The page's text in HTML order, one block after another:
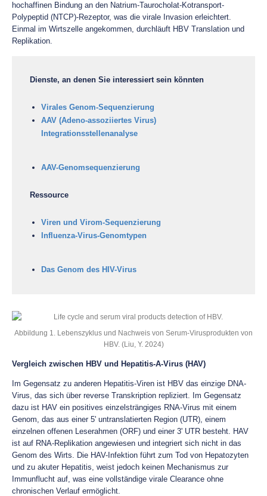
hochaffinen Bindung an den Natrium-Taurocholat-Kotransport-
Polypeptid (NTCP)-Rezeptor, was die virale Invasion erleichtert.
Einmal im Wirtszelle angekommen, durchläuft HBV Translation und
Replikation.
Dienste, an denen Sie interessiert sein könnten
Virales Genom-Sequenzierung
AAV (Adeno-assoziiertes Virus)
Integrationsstellenanalyse
AAV-Genomsequenzierung
Ressource
Viren und Virom-Sequenzierung
Influenza-Virus-Genomtypen
Das Genom des HIV-Virus
Abbildung 1. Lebenszyklus und Nachweis von Serum-Virusprodukten von
HBV. (Liu, Y. 2024)
Vergleich zwischen HBV und Hepatitis-A-Virus (HAV)
Im Gegensatz zu anderen Hepatitis-Viren ist HBV das einzige DNA-
Virus, das sich über reverse Transkription repliziert. Im Gegensatz
dazu ist HAV ein positives einzelsträngiges RNA-Virus mit einem
Genom, das aus einer 5' untranslatierten Region (UTR), einem
einzelnen offenen Leserahmen (ORF) und einer 3' UTR besteht. HAV
ist auf RNA-Replikation angewiesen und integriert sich nicht in das
Genom des Wirts. Die HAV-Infektion führt zum Tod von Hepatozyten
und zu akuter Hepatitis, weist jedoch keinen Mechanismus zur
Immunflucht auf, was eine vollständige virale Clearance ohne
chronischen Verlauf ermöglicht.